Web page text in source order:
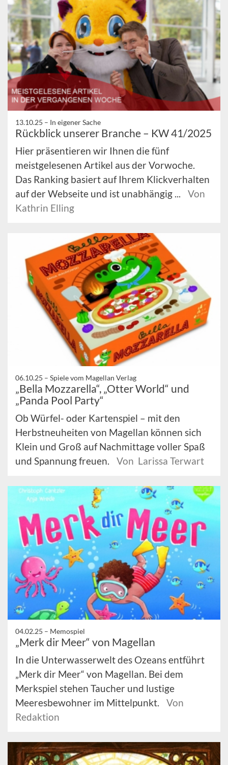
13.10.25 – In eigener Sache
Rückblick unserer Branche – KW 41/2025
Hier präsentieren wir Ihnen die fünf
meistgelesenen Artikel aus der Vorwoche.
Das Ranking basiert auf Ihrem Klickverhalten
auf der Webseite und ist unabhängig ...
Von
Kathrin Elling
06.10.25 – Spiele vom Magellan Verlag
„Bella Mozzarella“, „Otter World“ und
„Panda Pool Party“
Ob Würfel- oder Kartenspiel – mit den
Herbstneuheiten von Magellan können sich
Klein und Groß auf Nachmittage voller Spaß
und Spannung freuen.
Von Larissa Terwart
04.02.25 – Memospiel
„Merk dir Meer“ von Magellan
In die Unterwasserwelt des Ozeans entführt
„Merk dir Meer“ von Magellan. Bei dem
Merkspiel stehen Taucher und lustige
Meeresbewohner im Mittelpunkt.
Von
Redaktion